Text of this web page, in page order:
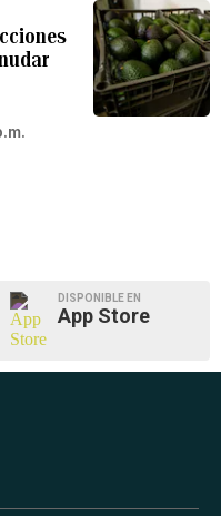
DISPONIBLE EN
App Store